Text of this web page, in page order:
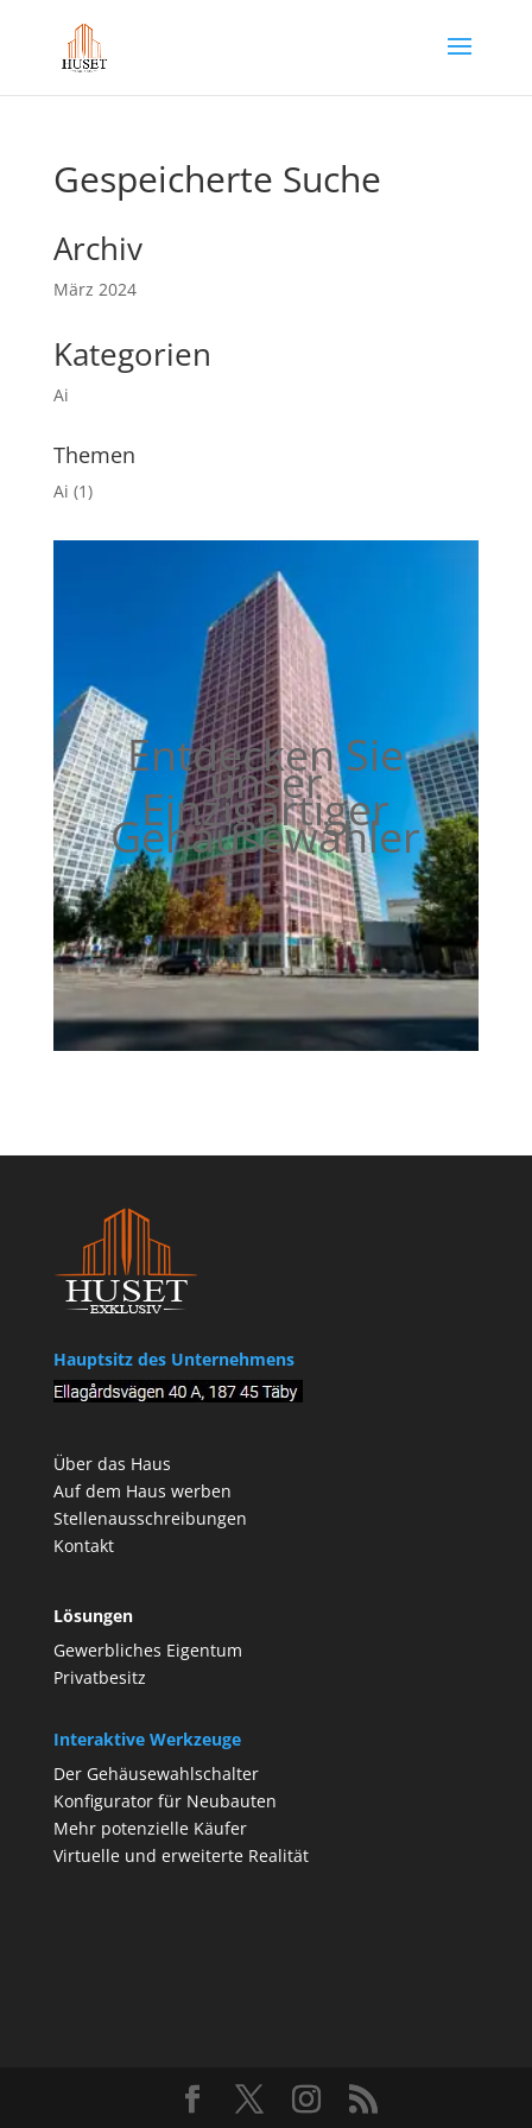
Gespeicherte Suche
Archiv
März 2024
Kategorien
Ai
Themen
Ai (1)
Entdecken Sie
unser
Einzigartiger
Gehäusewähler
Hauptsitz des Unternehmens
Über das Haus
Auf dem Haus werben
Stellenausschreibungen
Kontakt
Lösungen
Gewerbliches Eigentum
Privatbesitz
Interaktive Werkzeuge
Der Gehäusewahlschalter
Konfigurator für Neubauten
Mehr potenzielle Käufer
Virtuelle und erweiterte Realität